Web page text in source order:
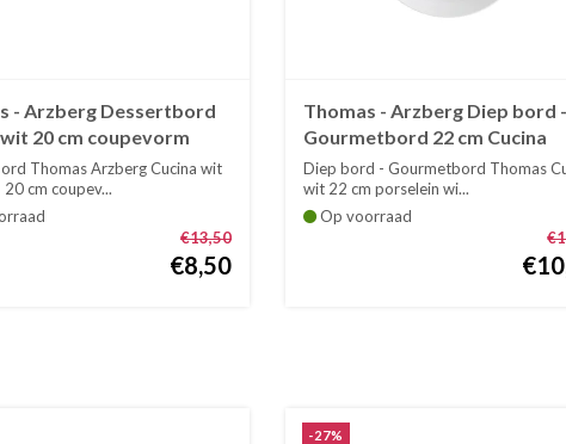
- Arzberg Dessertbord
20 cm coupevorm
Thomas Arzberg Cucina wit
cm coupev...
€13,50
€8,50
Thomas - Arzberg Diep bord -
Gourmetbord 22 cm Cucina
porselein wit
Diep bord - Gourmetbord Thomas
wit 22 cm porselein wi...
Op voorraad
-27%